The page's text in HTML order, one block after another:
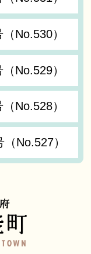
No.530）
No.529）
No.528）
No.527）